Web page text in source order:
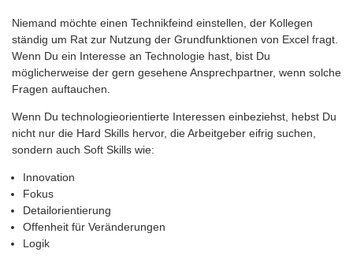
Niemand möchte einen Technikfeind einstellen, der Kollegen
ständig um Rat zur Nutzung der Grundfunktionen von Excel fragt.
Wenn Du ein Interesse an Technologie hast, bist Du
möglicherweise der gern gesehene Ansprechpartner, wenn solche
Fragen auftauchen.
Wenn Du technologieorientierte Interessen einbeziehst, hebst Du
nicht nur die Hard Skills hervor, die Arbeitgeber eifrig suchen,
sondern auch Soft Skills wie:
Innovation
Fokus
Detailorientierung
Offenheit für Veränderungen
Logik